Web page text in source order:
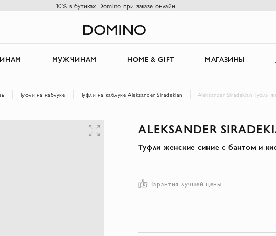
-10% в бутиках Domino при заказе онлайн
МУЖЧИНАМ HOME & GIFT МАГАЗИНЫ
Туфли на каблуке Туфли на каблуке Aleksander Siradekian Aleksander Siradekian Туфли
ALEKSANDER
Туфли женские синие с бантом и
Гарантия лучшей цены